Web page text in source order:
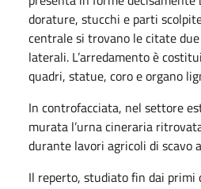
dorature, stucchi e parti
centrale si trovano le citate
laterali. L’arredamento è
quadri, statue, coro e organo
In controfacciata, nel settore
murata l’urna cineraria
durante lavori agricoli di scavo
Il reperto, studiato fin dai primi